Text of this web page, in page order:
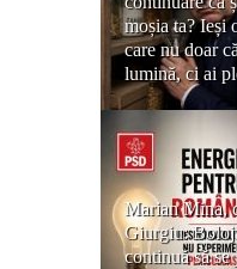
moșia ta? Ieși
care nu doar
lumină, ci ai
Marian Mina,
Giurgiu:
continuă să se